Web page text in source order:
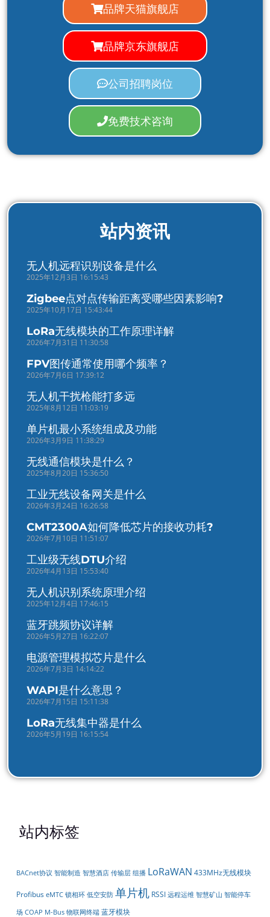
品牌天猫旗舰店
品牌京东旗舰店
公司招聘岗位
免费技术咨询
站内资讯
无人机远程识别设备是什么
2025年12月3日 16:15:43
Zigbee点对点传输距离受哪些因素影响?
2025年10月17日 15:43:44
LoRa无线模块的工作原理详解
2026年7月31日 11:30:58
FPV图传通常使用哪个频率？
2026年7月6日 17:39:12
无人机干扰枪能打多远
2025年8月12日 11:03:19
单片机最小系统组成及功能
2026年3月9日 11:38:29
无线通信模块是什么？
2025年8月20日 15:36:50
工业无线设备网关是什么
2026年3月24日 16:26:58
CMT2300A如何降低芯片的接收功耗?
2026年7月10日 11:51:07
工业级无线DTU介绍
2026年4月13日 15:53:40
无人机识别系统原理介绍
2025年12月4日 17:46:15
蓝牙跳频协议详解
2026年5月27日 16:22:07
电源管理模拟芯片是什么
2026年7月3日 14:14:22
WAPI是什么意思？
2026年7月15日 15:11:38
LoRa无线集中器是什么
2026年5月19日 16:15:54
站内标签
BACnet协议 智能制造 智慧酒店 传输层 组播 LoRaWAN 433MHz无线模块
Profibus eMTC 锁相环 低空安防 单片机 RSSI 远程运维 智慧矿山 智能停车
场 COAP M-Bus 物联网终端 蓝牙模块